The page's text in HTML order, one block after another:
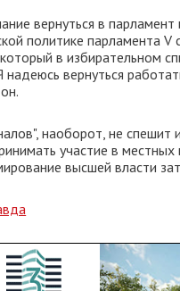
вернуться в парламент
политике парламента
в избирательном
надеюсь вернуться
наоборот, не спешит
участие в
высшей власти